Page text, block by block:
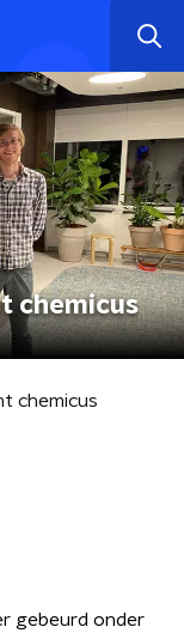
chemicus
chemicus
gebeurd onder